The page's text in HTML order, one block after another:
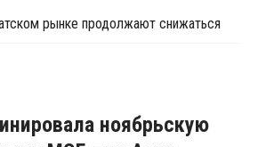
рынке продолжают снижаться
ноябрьскую